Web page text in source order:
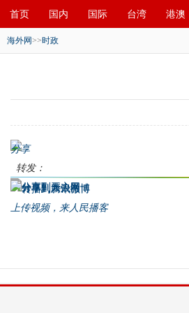
首页 国内 国际 台湾 港澳
论坛
海外网>>时政
分享
转发：
上传视频，来人民播客